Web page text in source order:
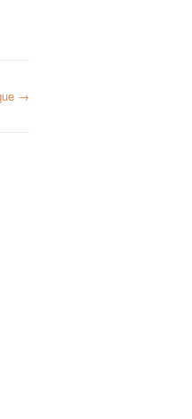
→